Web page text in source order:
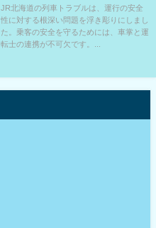
JR北海道の列車トラブルは、運行の安全
性に対する根深い問題を浮き彫りにしまし
た。乗客の安全を守るためには、車掌と運
転士の連携が不可欠です。...